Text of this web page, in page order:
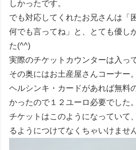
しかったです。
でも対応してくれたお兄さんは「
何でも言ってね」と、とても優し
た(^^)
実際のチケットカウンターは入っ
その奥にはお土産屋さんコーナー。
ヘルシンキ・カードがあれば無料
かったので１２ユーロ必要でした。
チケットはこのようになっていて
るようにつけてなくちゃいけませ